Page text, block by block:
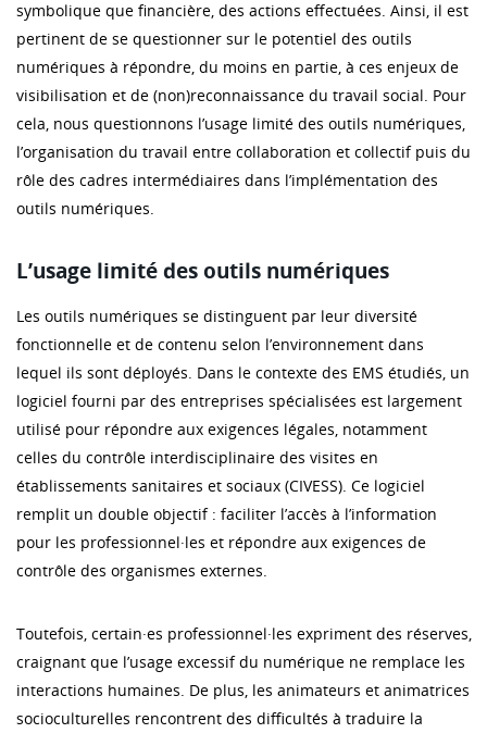
symbolique que financière, des actions effectuées. Ainsi, il est
pertinent de se questionner sur le potentiel des outils
numériques à répondre, du moins en partie, à ces enjeux de
visibilisation et de (non)reconnaissance du travail social. Pour
cela, nous questionnons l’usage limité des outils numériques,
l’organisation du travail entre collaboration et collectif puis du
rôle des cadres intermédiaires dans l’implémentation des
outils numériques.
L’usage limité des outils numériques
Les outils numériques se distinguent par leur diversité
fonctionnelle et de contenu selon l’environnement dans
lequel ils sont déployés. Dans le contexte des EMS étudiés, un
logiciel fourni par des entreprises spécialisées est largement
utilisé pour répondre aux exigences légales, notamment
celles du contrôle interdisciplinaire des visites en
établissements sanitaires et sociaux (CIVESS). Ce logiciel
remplit un double objectif : faciliter l’accès à l’information
pour les professionnel·les et répondre aux exigences de
contrôle des organismes externes.
Toutefois, certain·es professionnel·les expriment des réserves,
craignant que l’usage excessif du numérique ne remplace les
interactions humaines. De plus, les animateurs et animatrices
socioculturelles rencontrent des difficultés à traduire la